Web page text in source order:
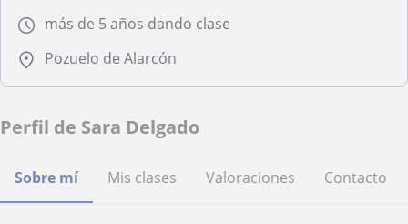
más de 5 años dando clase
Pozuelo de Alarcón
Perfil de Sara Delgado
Sobre mí Mis clases Valoraciones Contacto